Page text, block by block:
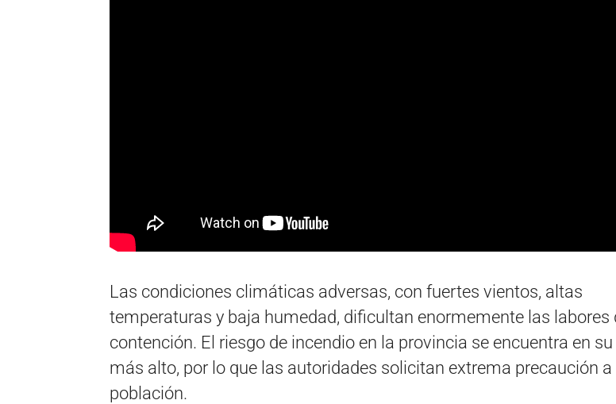
Las condiciones climáticas adversas, con fuertes vientos, altas
temperaturas y baja humedad, dificultan enormemente las labores
contención. El riesgo de incendio en la provincia se encuentra en su
más alto, por lo que las autoridades solicitan extrema precaución a
población.